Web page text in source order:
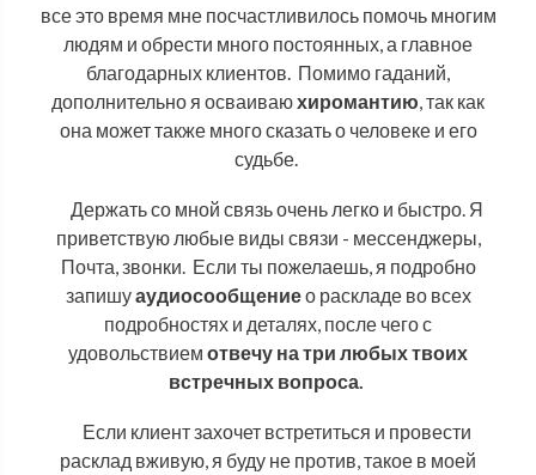
все это время мне посчастливилось помочь многим
людям и обрести много постоянных, а главное
благодарных клиентов. Помимо гаданий,
дополнительно я осваиваюхиромантию, так как
она может также много сказать о человеке и его
судьбе.
Держать со мной связь очень легко и быстро. Я
приветствую любые виды связи - мессенджеры,
Почта, звонки. Если ты пожелаешь, я подробно
запишуаудиосообщениео раскладе во всех
подробностях и деталях, после чего с
удовольствием отвечу на три любых твоих
встречных вопроса.
Если клиент захочет встретиться и провести
расклад вживую, я буду не против, такое в моей